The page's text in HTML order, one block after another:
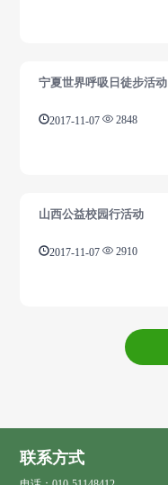
宁夏世界呼吸日徒步活动
2017-11-07 2848
山西公益校园行活动
2017-11-07 2910
联系方式